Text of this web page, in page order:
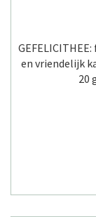
en vriendelijk
20